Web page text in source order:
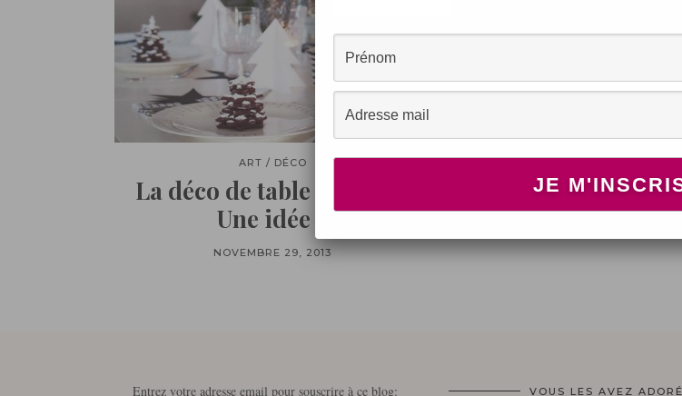
ART / DÉCO
La déco de table de Noël !
Une idée ?
NOVEMBRE 29, 2013
Entrez votre adresse email pour souscrire à ce blog: VOUS LES AVEZ